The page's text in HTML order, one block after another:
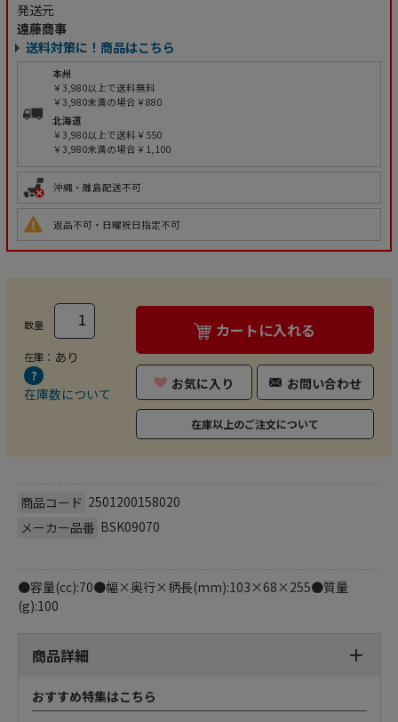
発送元
遠藤商事
送料対策に！商品はこちら
本州
￥3,980以上で送料無料
￥3,980未満の場合￥880
北海道
￥3,980以上で送料￥550
￥3,980未満の場合￥1,100
沖縄・離島配送不可
返品不可・日曜祝日指定不可
数量
在庫： あり
在庫数について
カートに入れる
お気に入り お問い合わせ
在庫以上のご注文について
商品コード 2501200158020
メーカー品番 BSK09070
●容量(cc):70●幅×奥行×柄長(mm):103×68×255●質量
(g):100
商品詳細
おすすめ特集はこちら